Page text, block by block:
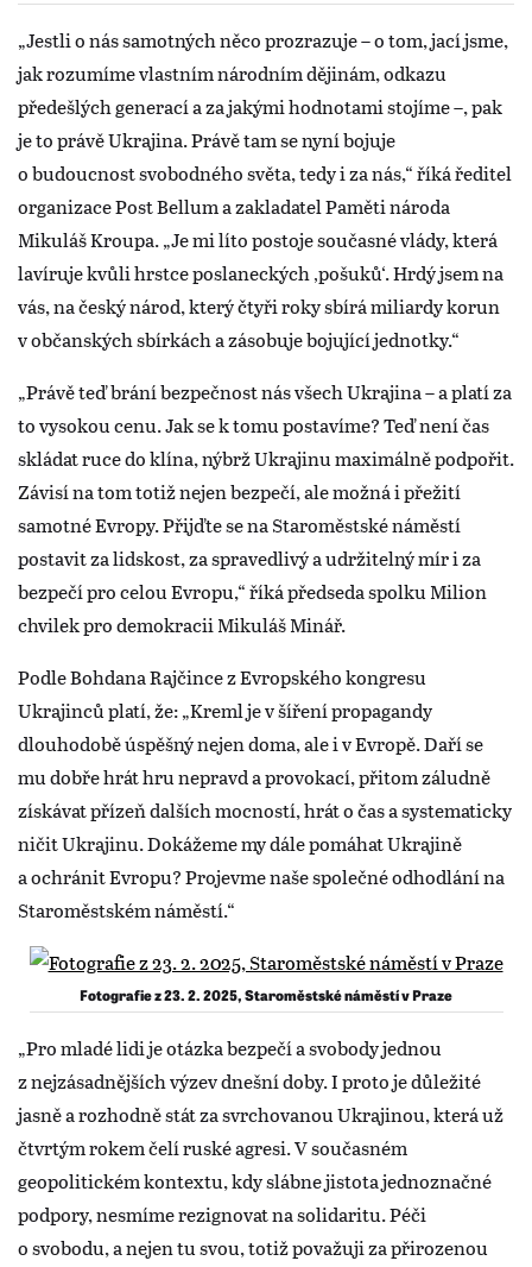
„Jestli o nás samotných něco prozrazuje – o tom, jací jsme,
jak rozumíme vlastním národním dějinám, odkazu
předešlých generací a za jakými hodnotami stojíme –, pak
je to právě Ukrajina. Právě tam se nyní bojuje
o budoucnost svobodného světa, tedy i za nás,“ říká ředitel
organizace Post Bellum a zakladatel Paměti národa
Mikuláš Kroupa. „Je mi líto postoje současné vlády, která
lavíruje kvůli hrstce poslaneckých ‚pošuků‘. Hrdý jsem na
vás, na český národ, který čtyři roky sbírá miliardy korun
v občanských sbírkách a zásobuje bojující jednotky.“
„Právě teď brání bezpečnost nás všech Ukrajina – a platí za
to vysokou cenu. Jak se k tomu postavíme? Teď není čas
skládat ruce do klína, nýbrž Ukrajinu maximálně podpořit.
Závisí na tom totiž nejen bezpečí, ale možná i přežití
samotné Evropy. Přijďte se na Staroměstské náměstí
postavit za lidskost, za spravedlivý a udržitelný mír i za
bezpečí pro celou Evropu,“ říká předseda spolku Milion
chvilek pro demokracii Mikuláš Minář.
Podle Bohdana Rajčince z Evropského kongresu
Ukrajinců platí, že: „Kreml je v šíření propagandy
dlouhodobě úspěšný nejen doma, ale i v Evropě. Daří se
mu dobře hrát hru nepravd a provokací, přitom záludně
získávat přízeň dalších mocností, hrát o čas a systematicky
ničit Ukrajinu. Dokážeme my dále pomáhat Ukrajině
a ochránit Evropu? Projevme naše společné odhodlání na
Staroměstském náměstí.“
Fotografie z 23. 2. 2025, Staroměstské náměstí v Praze
„Pro mladé lidi je otázka bezpečí a svobody jednou
z nejzásadnějších výzev dnešní doby. I proto je důležité
jasně a rozhodně stát za svrchovanou Ukrajinou, která už
čtvrtým rokem čelí ruské agresi. V současném
geopolitickém kontextu, kdy slábne jistota jednoznačné
podpory, nesmíme rezignovat na solidaritu. Péči
o svobodu, a nejen tu svou, totiž považuji za přirozenou